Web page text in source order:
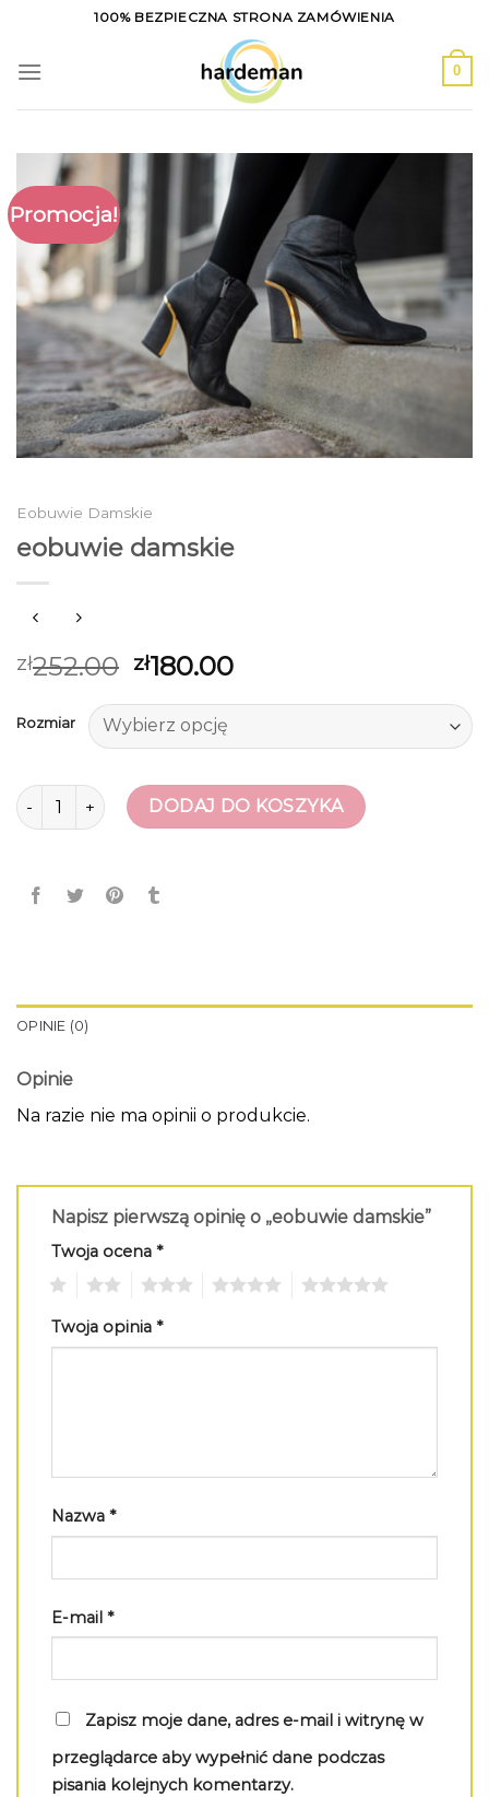
content
100% BEZPIECZNA STRONA ZAMÓWIENIA
0
Promocja!
Eobuwie Damskie
eobuwie damskie
zł252.00 zł180.00
Rozmiar
ilość eobuwie damskieDODAJ DO KOSZYKA
OPINIE (0)
Opinie
Na razie nie ma opinii o produkcie.
Napisz pierwszą opinię o „eobuwie damskie”
Twoja ocena *
Twoja opinia *
Nazwa *
E-mail *
Zapisz moje dane, adres e-mail i witrynę w
przeglądarce aby wypełnić dane podczas
pisania kolejnych komentarzy.